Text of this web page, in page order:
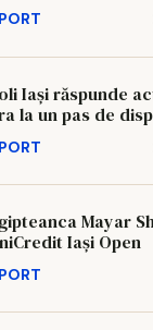
Iași răspunde
la un pas de
Mayar
Iași Open